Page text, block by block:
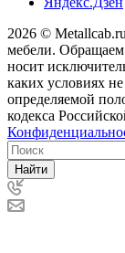
2026 ©
мебели.
носит
каких условиях
определяемой
кодекса
Найти